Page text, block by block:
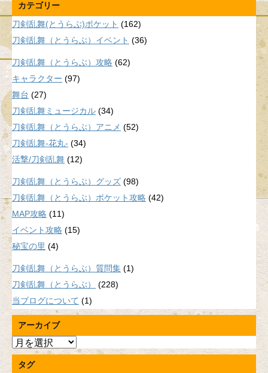
カテゴリー
刀剣乱舞(とうらぶ)ポケット (162)
刀剣乱舞（とうらぶ）イベント (36)
刀剣乱舞（とうらぶ）攻略 (62)
キャラクター (97)
舞台 (27)
刀剣乱舞ミュージカル (34)
刀剣乱舞（とうらぶ）アニメ (52)
刀剣乱舞-花丸- (34)
活撃/刀剣乱舞 (12)
刀剣乱舞（とうらぶ）グッズ (98)
刀剣乱舞（とうらぶ）ポケット攻略 (42)
MAP攻略 (11)
イベント攻略 (15)
秘宝の里 (4)
刀剣乱舞（とうらぶ）質問集 (1)
刀剣乱舞（とうらぶ）
(228)
当ブログについて (1)
アーカイブ
ア
ー
カタグ